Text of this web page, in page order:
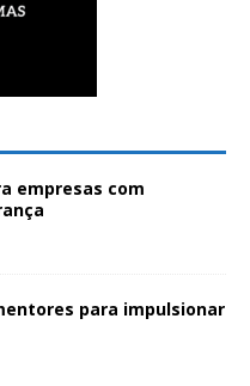
empresas com
para impulsionar